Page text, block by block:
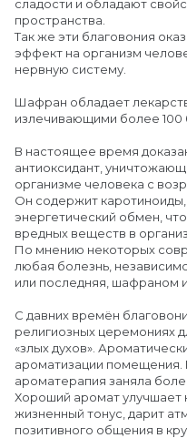
сладости и обладают
пространства.
Так же эти благовония
эффект на организм
нервную систему.
Шафран обладает
излечивающими более 100
В настоящее время
антиоксидант,
организме человека с
Он содержит
энергетический обмен,
вредных веществ в
По мнению некоторых
любая болезнь,
или последняя, шафраном
С давних времён
религиозных церемониях
«злых духов».
ароматизации
ароматерапия заняла
Хороший аромат
жизненный тонус, дарит
позитивного общения в